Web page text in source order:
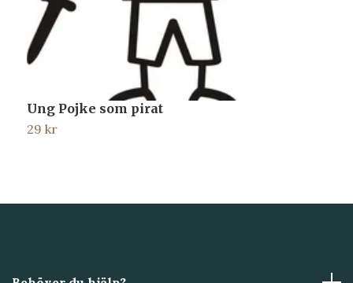
Ung Pojke som pirat
29 kr